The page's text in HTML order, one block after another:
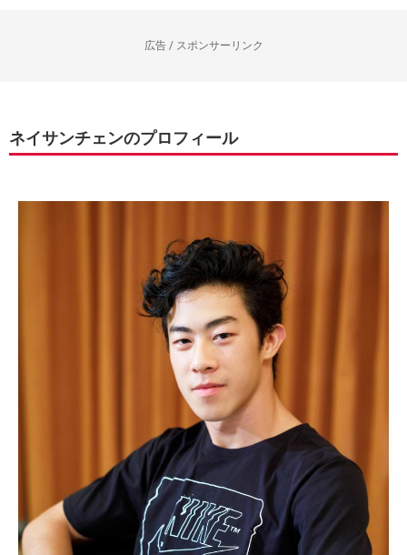
広告 / スポンサーリンク
ネイサンチェンのプロフィール